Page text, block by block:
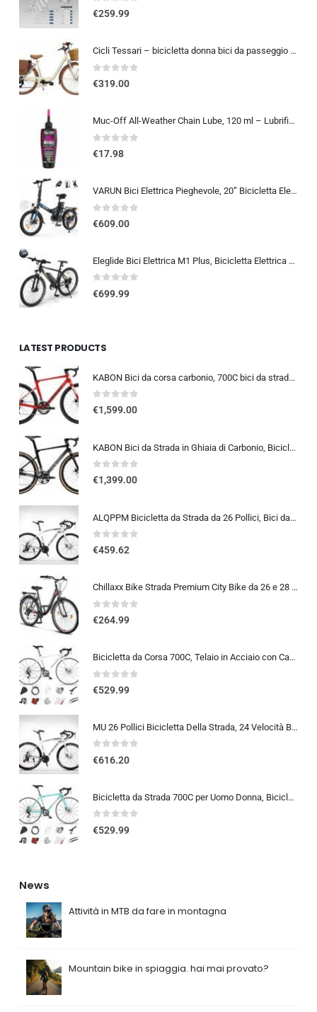
0out of 5
€259.99
Cicli Tessari – bicicletta donna bici da passeggio city bike 26 cambio 6 velocita’ telaio basso cesto in vimini vintage con b
0out of 5
€319.00
Muc-Off All-Weather Chain Lube, 120 ml – Lubrificante Catena Bici Biodegradabile, Olio Catena Bici di Tutti i Tipi – Formulat
0out of 5
€17.98
VARUN Bici Elettrica Pieghevole, 20” Bicicletta Elettrica Unisex, Batteria Rimovibile 48V 374.4Wh, Autonomia 70Km, 7 Velocit
0out of 5
€609.00
Eleglide Bici Elettrica M1 Plus, Bicicletta Elettrica 27,5″, Mountain Bike Elettrica, mtb elettrica Batteria Rimovibile 12,5 Ah, 21 Velocità, bicicletta elettrica pedalata assistita
0out of 5
€699.99
LATEST PRODUCTS
KABON Bici da corsa carbonio, 700C bici da strada T800 Completamente carbonio con Shimano 105 R7000 22 velocità 8.1 KG Leg…
0out of 5
€1,599.00
KABON Bici da Strada in Ghiaia di Carbonio, Bicicletta con Telaio in Fibra di Carbonio T800 con Bicicletta da Corsa con Fr…
0out of 5
€1,399.00
ALQPPM Bicicletta da Strada da 26 Pollici, Bici da 24 Velocità, Freno a Doppio Disco, Telaio in Acciaio ad Alto Tenore Di …
0out of 5
€459.62
Chillaxx Bike Strada Premium City Bike da 26 e 28 pollici, bicicletta per ragazze, ragazzi, uomini e donne, cambio a 21 ma…
0out of 5
€264.99
Bicicletta da Corsa 700C, Telaio in Acciaio con Cambio a 24/27/30 Marce, Bicicletta da Strada per Uomo Donna, Bici da Stra…
0out of 5
€529.99
MU 26 Pollici Bicicletta Della Strada, 24 Velocità Bici, Doppio Disco Freno, Acciaio Al Carbonio Telaio, Strada Biciclette…
0out of 5
€616.20
Bicicletta da Strada 700C per Uomo Donna, Bicicletta da Corsa con Freno a Disco 24/27/30 velocità, Telaio in Acciaio ad Al…
0out of 5
€529.99
News
Attività in MTB da fare in montagna
Mountain bike in spiaggia. hai mai provato?